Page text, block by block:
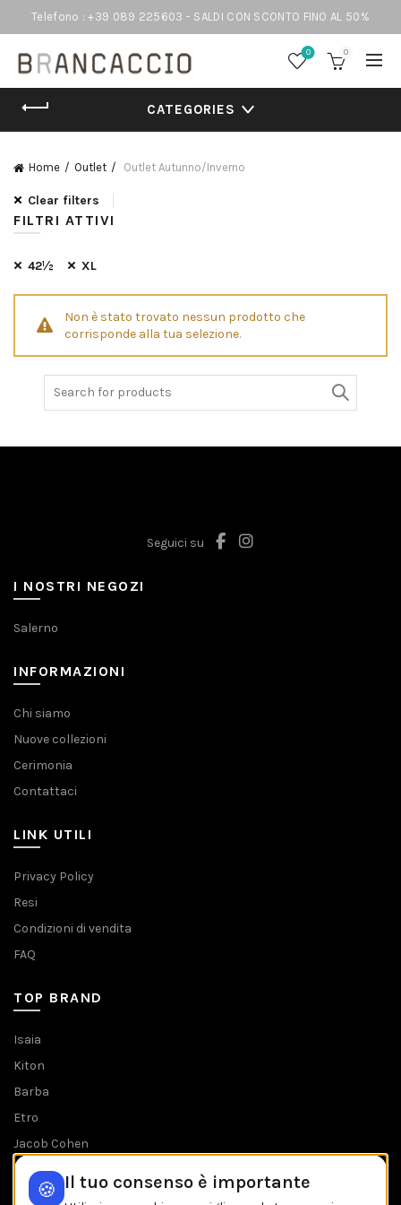
Telefono : +39 089 225603 - SALDI CON SCONTO FINO AL 50%
0 0
CATEGORIES
Home Outlet Outlet Autunno/Inverno
Clear filters
FILTRI ATTIVI
42½ XL
Non è stato trovato nessun prodotto che
corrisponde alla tua selezione.
Seguici su
I NOSTRI NEGOZI
Salerno
INFORMAZIONI
Chi siamo
Nuove collezioni
Cerimonia
Contattaci
LINK UTILI
Privacy Policy
Resi
Condizioni di vendita
FAQ
TOP BRAND
Isaia
Kiton
Barba
Etro
Jacob Cohen
Tombolini
Tutti i brands
🍪 Il tuo consenso è importante